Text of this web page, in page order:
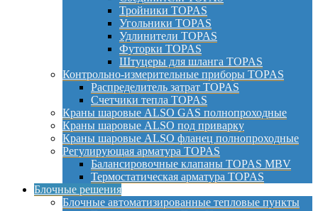
Тройники TOPAS
Угольники TOPAS
Удлинители TOPAS
Футорки TOPAS
Штуцеры для шланга TOPAS
Контрольно-измерительные приборы TOPAS
Распределитель затрат TOPAS
Счетчики тепла TOPAS
Краны шаровые ALSO GAS полнопроходные
Краны шаровые ALSO под приварку
Краны шаровые ALSO фланец полнопроходные
Регулирующая арматура TOPAS
Балансировочные клапаны TOPAS MBV
Термостатическая арматура TOPAS
Блочные решения
Блочные автоматизированные тепловые пункты